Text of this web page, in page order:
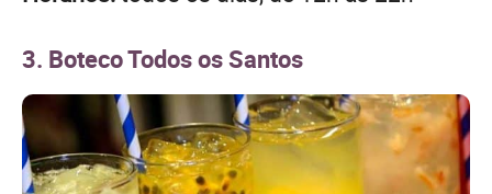
3. Boteco Todos os Santos